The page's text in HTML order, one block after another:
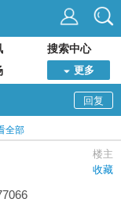
搜索中心
更多
回复
全部
楼主
收藏